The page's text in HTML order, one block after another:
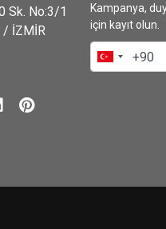
Sk. No:3/1
/ İZMİR
Kampanya,
için kayıt olun.